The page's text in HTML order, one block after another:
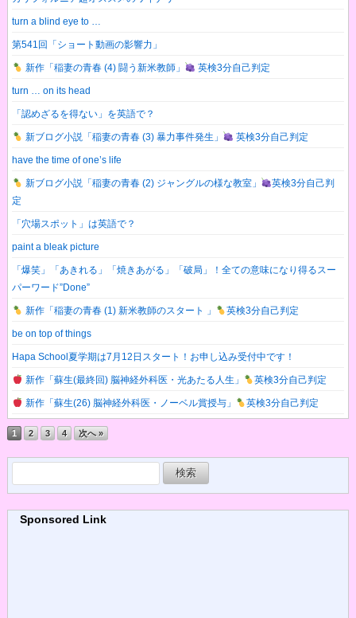
turn a blind eye to …
第541回「ショート動画の影響力」
新作「稲妻の青春 (4) 闘う新米教師」 英検3分自己判定
turn … on its head
「認めざるを得ない」を英語で？
新ブログ小説「稲妻の青春 (3) 暴力事件発生」 英検3分自己判定
have the time of one’s life
新ブログ小説「稲妻の青春 (2) ジャングルの様な教室」
英検3分自己判
定
「穴場スポット」は英語で？
paint a bleak picture
「爆笑」「あきれる」「焼きあがる」「破局」！全ての意味になり得るスー
パーワード”Done”
新作「稲妻の青春 (1) 新米教師のスタート 」 英検3分自己判定
be on top of things
Hapa School夏学期は7月12日スタート！お申し込み受付中です！
新作「蘇生(最終回) 脳神経外科医・光あたる人生」 英検3分自己判定
新作「蘇生(26) 脳神経外科医・ノーベル賞授与」 英検3分自己判定
1 2 3 4 次へ »
索:
Sponsored Link